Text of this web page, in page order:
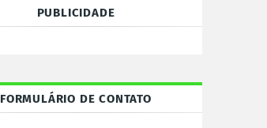
PUBLICIDADE
FORMULÁRIO DE CONTATO